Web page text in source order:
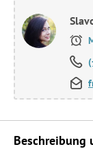
Beschreibung